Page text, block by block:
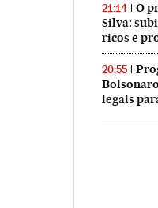
21:14
O
Silva:
ricos e
20:55
legais